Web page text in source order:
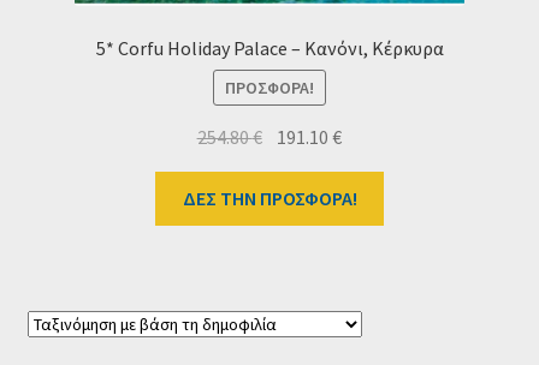
5* Corfu Holiday Palace – Κανόνι, Κέρκυρα
ΠΡΟΣΦΟΡΆ!
254.80€ Original
price
was:
254.80 €.
191.10€Η
τρέχουσα
τιμή
είναι:
ΔΕΣ ΤΗΝ ΠΡΟΣΦΟΡΑ!